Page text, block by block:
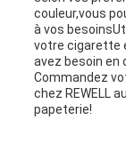
couleur,vous
à vos
votre cigarette
avez besoin en
Commandez
chez REWELL
papeterie!